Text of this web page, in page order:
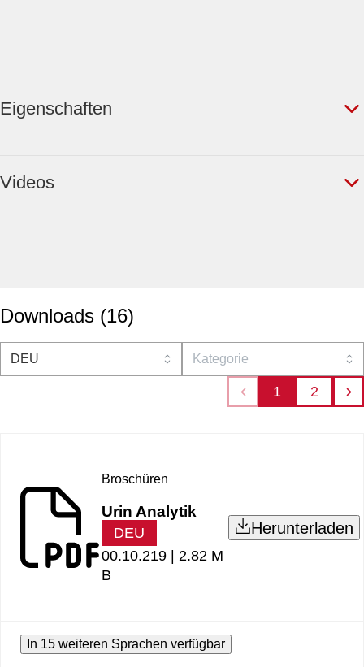
Eigenschaften
Videos
Downloads (16)
1 2
Broschüren
Urin Analytik
DEU
00.10.219 | 2.82 M
B
Herunterladen
In 15 weiteren Sprachen verfügbar